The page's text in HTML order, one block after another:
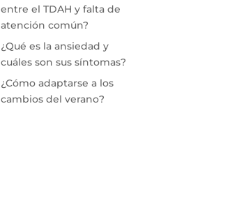
entre el TDAH y falta de
atención común?
¿Qué es la ansiedad y
cuáles son sus síntomas?
¿Cómo adaptarse a los
cambios del verano?